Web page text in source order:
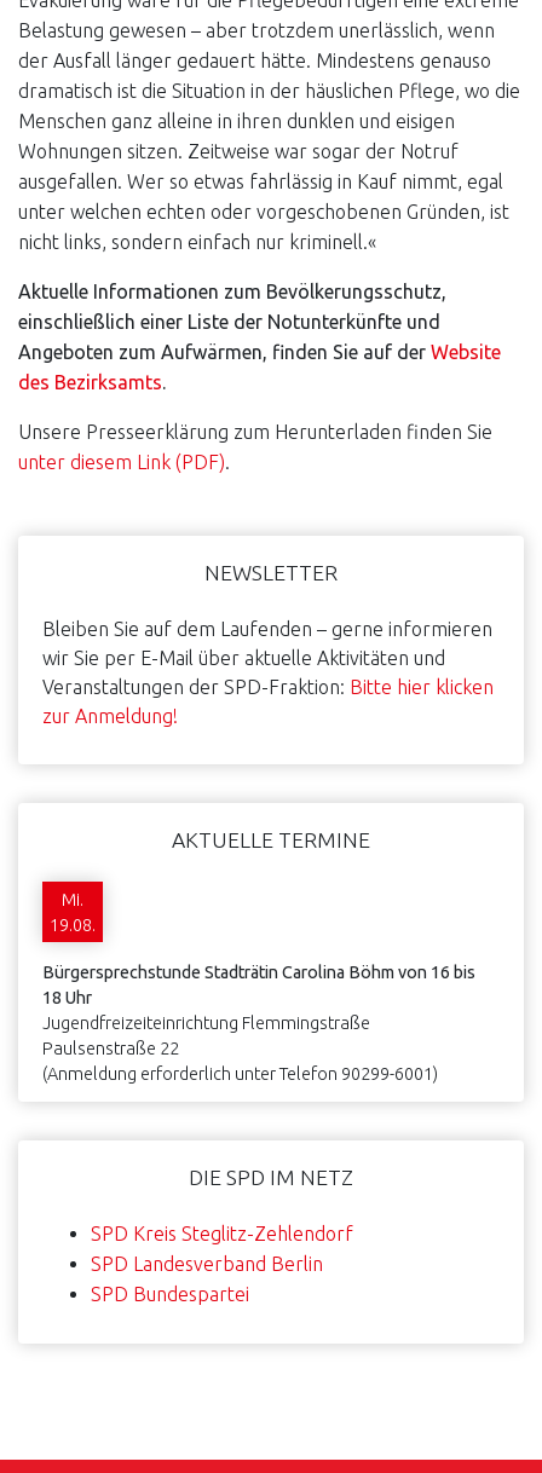
Belastung gewesen – aber trotzdem unerlässlich, wenn
der Ausfall länger gedauert hätte. Mindestens genauso
dramatisch ist die Situation in der häuslichen Pflege, wo die
Menschen ganz alleine in ihren dunklen und eisigen
Wohnungen sitzen. Zeitweise war sogar der Notruf
ausgefallen. Wer so etwas fahrlässig in Kauf nimmt, egal
unter welchen echten oder vorgeschobenen Gründen, ist
nicht links, sondern einfach nur kriminell.«
Aktuelle Informationen zum Bevölkerungsschutz,
einschließlich einer Liste der Notunterkünfte und
Angeboten zum Aufwärmen, finden Sie auf der Website
des Bezirksamts.
Unsere Presseerklärung zum Herunterladen finden Sie
unter diesem Link (PDF).
NEWSLETTER
Bleiben Sie auf dem Laufenden – gerne informieren
wir Sie per E-Mail über aktuelle Aktivitäten und
Veranstaltungen der SPD-Fraktion: Bitte hier klicken
zur Anmeldung!
AKTUELLE TERMINE
Mi.
19.08.
Bürgersprechstunde Stadträtin Carolina Böhm von 16 bis
18 Uhr
Jugendfreizeiteinrichtung Flemmingstraße
Paulsenstraße 22
(Anmeldung erforderlich unter Telefon 90299-6001)
DIE SPD IM NETZ
SPD Kreis Steglitz-Zehlendorf
SPD Landesverband Berlin
SPD Bundespartei